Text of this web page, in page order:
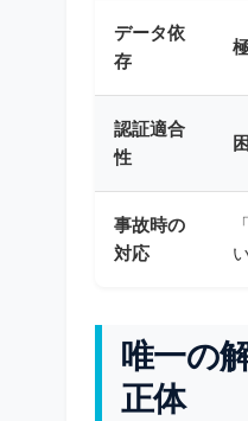
データ依
存
認証適合
性
事故時の
対応
い
唯一の
正体